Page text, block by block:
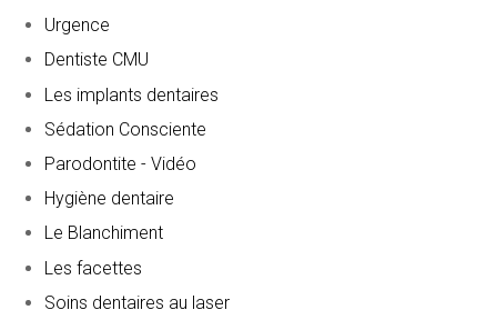
Urgence
Dentiste CMU
Les implants dentaires
Sédation Consciente
Parodontite - Vidéo
Hygiène dentaire
Le Blanchiment
Les facettes
Soins dentaires au laser